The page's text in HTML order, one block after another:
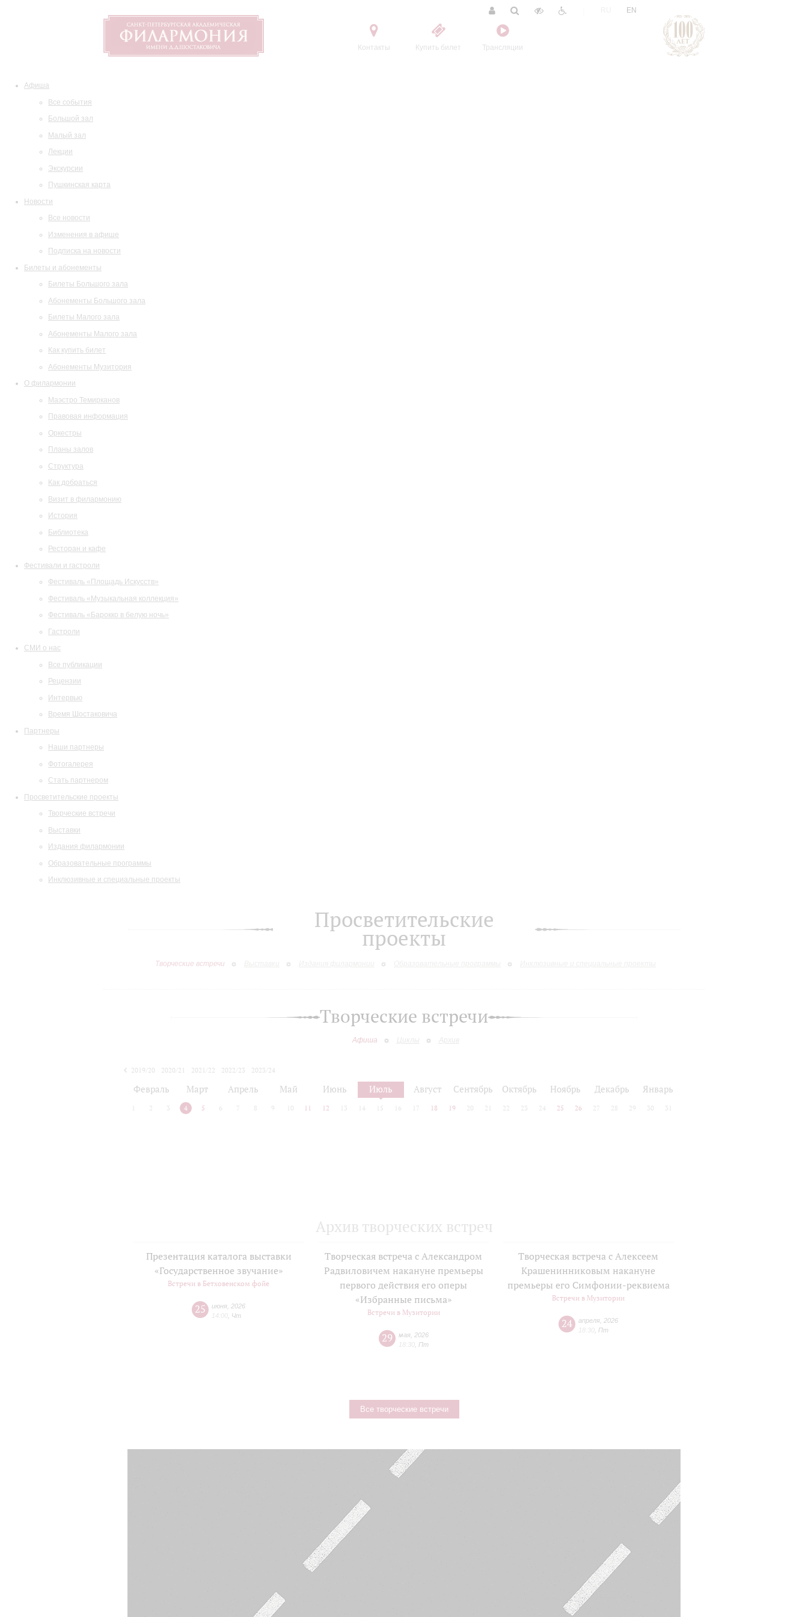
Контакты Купить билет Трансляции
EN
Афиша
Все события
Большой зал
Малый зал
Лекции
Экскурсии
Пушкинская карта
Новости
Все новости
Изменения в афише
Подписка на новости
Билеты и абонементы
Билеты Большого зала
Абонементы Большого зала
Билеты Малого зала
Абонементы Малого зала
Как купить билет
Абонементы Музитория
О филармонии
Маэстро Темирканов
Правовая информация
Оркестры
Планы залов
Структура
Как добраться
Визит в филармонию
История
Библиотека
Ресторан и кафе
Фестивали и гастроли
Фестиваль «Площадь Искусств»
Фестиваль «Музыкальная коллекция»
Фестиваль «Барокко в белую ночь»
Гастроли
СМИ о нас
Все публикации
Рецензии
Интервью
Время Шостаковича
Партнеры
Наши партнеры
Фотогалерея
Стать партнером
Просветительские проекты
Творческие встречи
Выставки
Издания филармонии
Образовательные программы
Инклюзивные и специальные проекты
Просветительские
проекты
Творческие встречи
Творческие встречи
Афиша Циклы Архив
2019/20 2020/21 2021/22 2022/23
2023/24
Февраль Март Апрель Май Июнь Июль Август Сентябрь Октябрь Ноябрь Декабрь Январь
2 3 4 5 6 7 8 9 10 11 12 13 14 15 16 17 18 19 20 21 22 23 24 25 26 27 28 29 30 31
Архив творческих встреч
Презентация каталога выставки
«Государственное звучание»
Встречи в Бетховенском фойе
25 июня 2026
14:00 Чт
Творческая встреча с Александром
Радвиловичем накануне премьеры
первого действия его оперы
«Избранные письма»
Встречи в Музитории
29 мая, 2026
18:30, Пт
Творческая встреча с Алексеем
Крашенинниковым накануне
премьеры его Симфонии-реквиема
Встречи в Музитории
24 апреля 2026
18:30 Пт
Все творческие встречи